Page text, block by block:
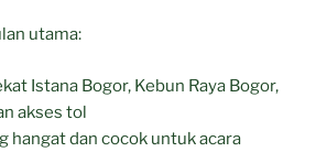
utama:
Istana Bogor, Kebun Raya Bogor,
akses tol
hangat dan cocok untuk acara